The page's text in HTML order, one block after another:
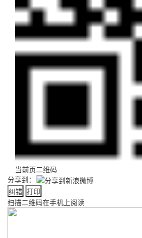
当前页二维码
分享到：
纠错 打印
扫描二维码在手机上阅读